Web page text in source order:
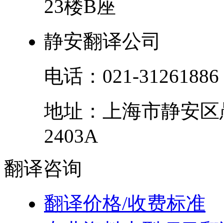
23楼B座
静安翻译公司
电话： 021-31261886
地址：
上海市静安区
2403A
翻译咨询
翻译价格/收费标准